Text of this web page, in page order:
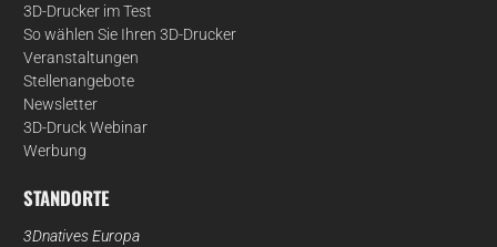
3D-Drucker im Test
So wählen Sie Ihren 3D-Drucker
Veranstaltungen
Stellenangebote
Newsletter
3D-Druck Webinar
Werbung
STANDORTE
3Dnatives Europa